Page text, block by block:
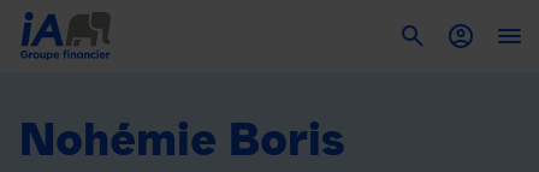
Nohémie Boris